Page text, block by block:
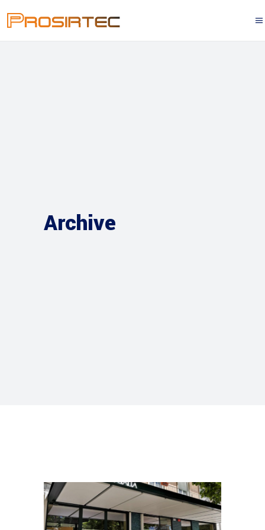
Archive
COMMERCE ET BUREAUX